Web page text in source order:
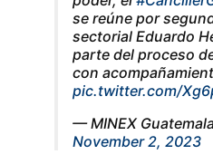
se reúne por
sectorial Eduardo
parte del proceso
con
pic.twitter.com/
— MINEX
November 2, 2023